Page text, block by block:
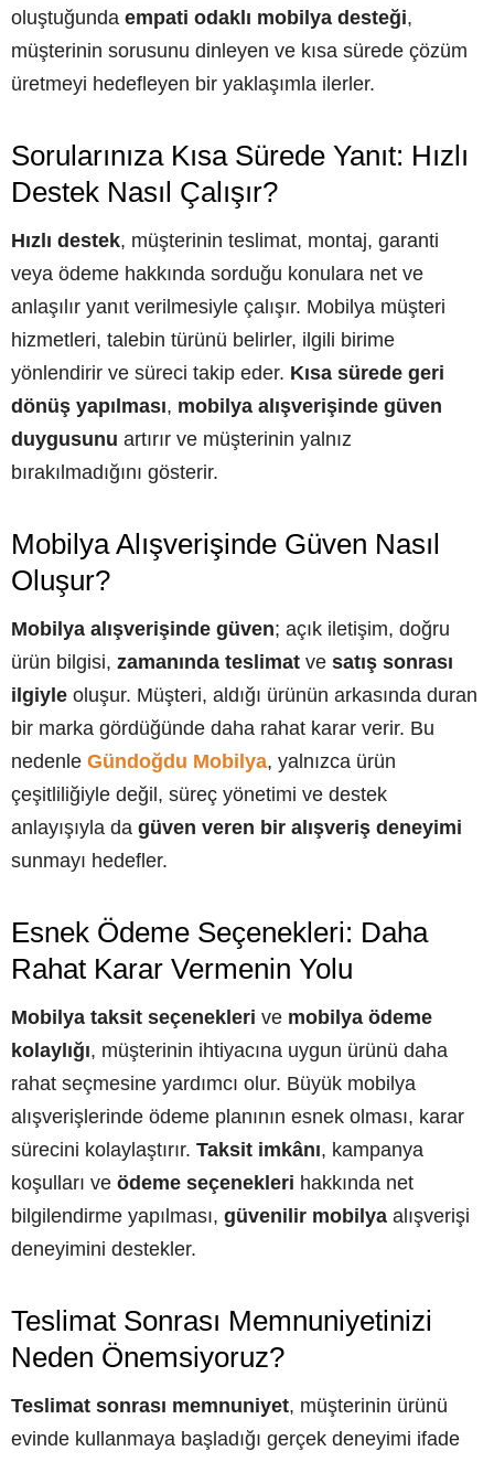
oluştuğunda empati odaklı mobilya desteği,
müşterinin sorusunu dinleyen ve kısa sürede çözüm
üretmeyi hedefleyen bir yaklaşımla ilerler.
Sorularınıza Kısa Sürede Yanıt: Hızlı
Destek Nasıl Çalışır?
Hızlı destek, müşterinin teslimat, montaj, garanti
veya ödeme hakkında sorduğu konulara net ve
anlaşılır yanıt verilmesiyle çalışır. Mobilya müşteri
hizmetleri, talebin türünü belirler, ilgili birime
yönlendirir ve süreci takip eder. Kısa sürede geri
dönüş yapılması, mobilya alışverişinde güven
duygusunu artırır ve müşterinin yalnız
bırakılmadığını gösterir.
Mobilya Alışverişinde Güven Nasıl
Oluşur?
Mobilya alışverişinde güven; açık iletişim, doğru
ürün bilgisi, zamanında teslimat ve satış sonrası
ilgiyle oluşur. Müşteri, aldığı ürünün arkasında duran
bir marka gördüğünde daha rahat karar verir. Bu
nedenle Gündoğdu Mobilya, yalnızca ürün
çeşitliliğiyle değil, süreç yönetimi ve destek
anlayışıyla da güven veren bir alışveriş deneyimi
sunmayı hedefler.
Esnek Ödeme Seçenekleri: Daha
Rahat Karar Vermenin Yolu
Mobilya taksit seçenekleri ve mobilya ödeme
kolaylığı, müşterinin ihtiyacına uygun ürünü daha
rahat seçmesine yardımcı olur. Büyük mobilya
alışverişlerinde ödeme planının esnek olması, karar
sürecini kolaylaştırır. Taksit imkânı, kampanya
koşulları ve ödeme seçenekleri hakkında net
bilgilendirme yapılması, güvenilir mobilya alışverişi
deneyimini destekler.
Teslimat Sonrası Memnuniyetinizi
Neden Önemsiyoruz?
Teslimat sonrası memnuniyet, müşterinin ürünü
evinde kullanmaya başladığı gerçek deneyimi ifade